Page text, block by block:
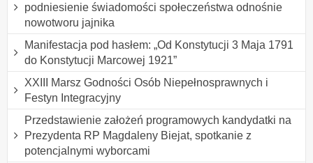
podniesienie świadomości społeczeństwa odnośnie
nowotworu jajnika
Manifestacja pod hasłem: „Od Konstytucji 3 Maja 1791
do Konstytucji Marcowej 1921”
XXIII Marsz Godności Osób Niepełnosprawnych i
Festyn Integracyjny
Przedstawienie założeń programowych kandydatki na
Prezydenta RP Magdaleny Biejat, spotkanie z
potencjalnymi wyborcami